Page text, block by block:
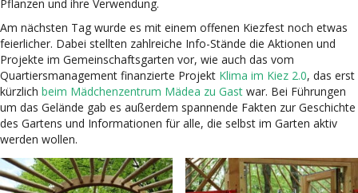
Pflanzen und ihre Verwendung.
Am nächsten Tag wurde es mit einem offenen Kiezfest noch etwas
feierlicher. Dabei stellten zahlreiche Info-Stände die Aktionen und
Projekte im Gemeinschaftsgarten vor, wie auch das vom
Quartiersmanagement finanzierte Projekt Klima im Kiez 2.0, das erst
kürzlich beim Mädchenzentrum Mädea zu Gast war. Bei Führungen
um das Gelände gab es außerdem spannende Fakten zur Geschichte
des Gartens und Informationen für alle, die selbst im Garten aktiv
werden wollen.